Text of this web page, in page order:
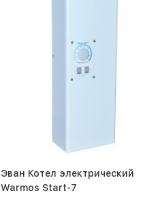
Эван Котел электрический
Warmos Start-7